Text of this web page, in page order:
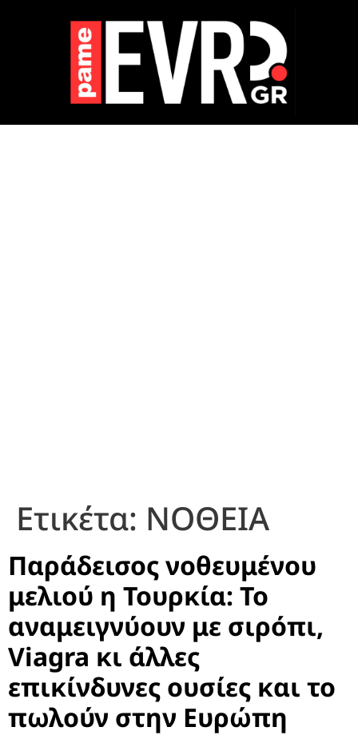
Ετικέτα: ΝΟΘΕΙΑ
Παράδεισος νοθευμένου
μελιού η Τουρκία: Το
αναμειγνύουν με σιρόπι,
Viagra κι άλλες
επικίνδυνες ουσίες και το
πωλούν στην Ευρώπη